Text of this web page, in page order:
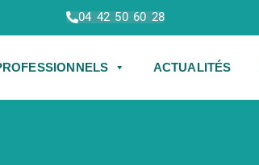
04 42 50 60 28
ACTUALITÉS